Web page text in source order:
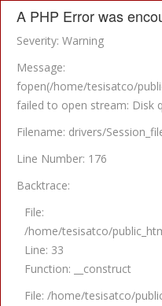
A PHP Error was
Severity: Warning
Message:
fopen(/home/tesisatco/
failed to open stream: Disk
Filename: drivers/
Line Number: 176
Backtrace:
File:
/home/tesisatco/
Line: 33
Function: __construct
File: /home/tesisatco/